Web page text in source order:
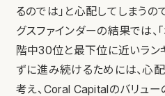
るのでは」と心配してしまうの
グスファインダーの結果では、
階中30位と最下位に近いラン
ずに進み続けるためには、心
考え、Coral Capitalのバリュー